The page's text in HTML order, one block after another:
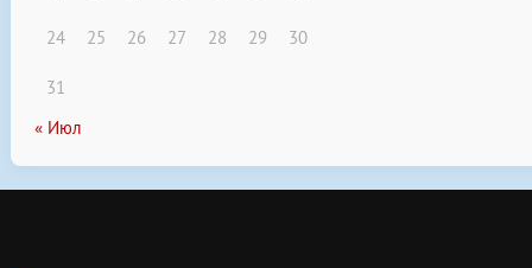
24 25 26 27 28 29 30
31
« Июл